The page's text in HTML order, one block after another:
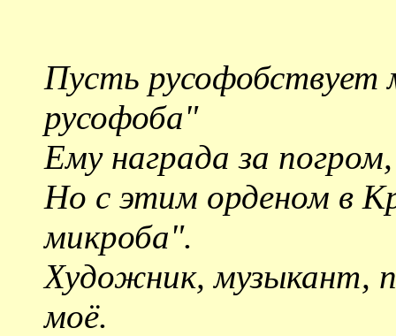
Пусть русофобствует
русофоба"
Ему награда за
Но с этим орденом в
микроба".
Художник, музыкант,
моё.